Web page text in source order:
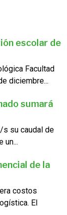
escolar de
Facultad
diciembre...
sumará
s su caudal de
un...
de la
costos
El